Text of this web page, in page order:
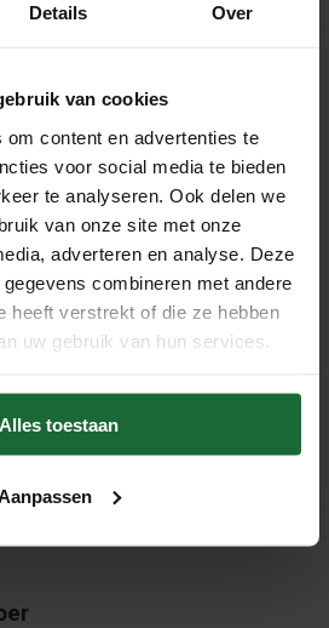
Details Over
van cookies
om content en advertenties te
voor social media te bieden
te analyseren. Ook delen we
van onze site met onze
adverteren en analyse. Deze
combineren met andere
heeft verstrekt of die ze hebben
uw gebruik van hun services.
Alles toestaan
Aanpassen
ruimte hebben om te kunnen
om dit netjes af te werken.
netjes af te werken met onze
gelakt, om de laklaag te
wij een kurkpolish. Indien u de
dan gebruik van de kurkreiniger
is om een onderhoudspakket
om beschadigingen te